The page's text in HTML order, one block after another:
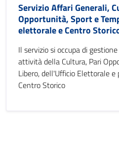
Servizio Affari Generali,
Opportunità, Sport e
elettorale e Centro
Il servizio si occupa di
attività della Cultura, Pari
Libero, dell'Ufficio Elettorale
Centro Storico